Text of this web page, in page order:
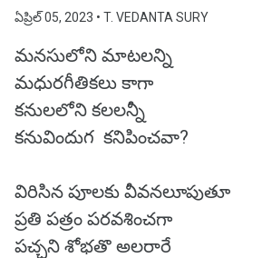
ఏప్రిల్ 05, 2023 • T. VEDANTA SURY
మనసులోని మాటలన్ని
మధురగీతికలు కాగా
కనులలోని కలలన్నీ
కనువిందుగ కనిపించవా?
విరిసిన పూలకు వీవనలూపుతూ
ప్రతి పత్రం పరవశించగా
పచ్చని శోభతొ అలరారే